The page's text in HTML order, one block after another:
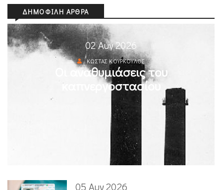
ΔΗΜΟΦΙΛΉ ΆΡΘΡΑ
02 Αυγ 2026
ΚΏΣΤΑΣ ΚΟΎΡΚΟΥΛΟΣ
Οι αναθυμιάσεις του
καπνεργοστασίου
05 Αυγ 2026